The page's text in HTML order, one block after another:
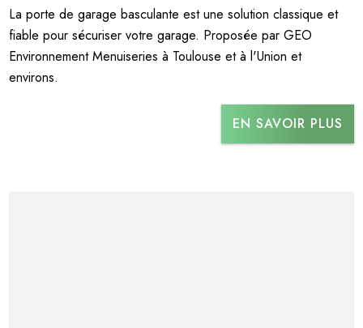
La porte de garage basculante est une solution classique et
fiable pour sécuriser votre garage. Proposée par GEO
Environnement Menuiseries à Toulouse et à l'Union et
environs.
EN SAVOIR PLUS